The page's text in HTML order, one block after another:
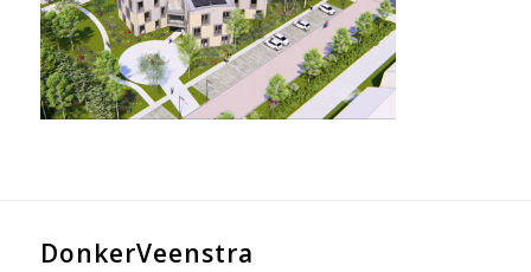
DonkerVeenstra